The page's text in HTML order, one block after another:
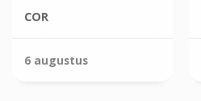
COR
6 augustus